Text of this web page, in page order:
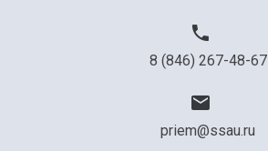
8 (846) 267-48-67
priem@ssau.ru